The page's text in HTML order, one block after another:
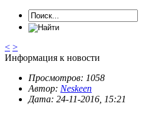
< >
Информация к новости
Просмотров: 1058
Автор: Neskeen
Дата: 24-11-2016, 15:21